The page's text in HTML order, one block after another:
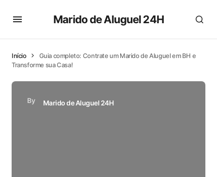
Marido de Aluguel 24H
Início
Guia completo: Contrate um Marido de Aluguel em BH e
Transforme sua Casa!
By Marido de Aluguel 24H